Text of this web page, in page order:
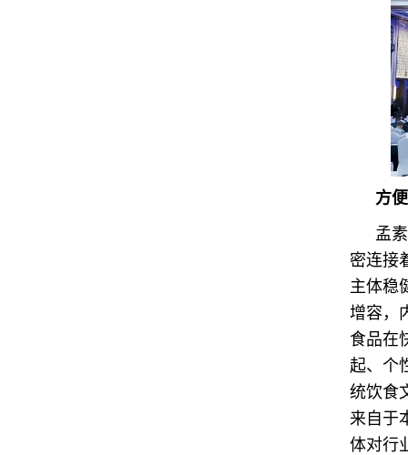
方
孟
密连接
主体稳
增容，
食品在
起、个
统饮食
来自于
体对行